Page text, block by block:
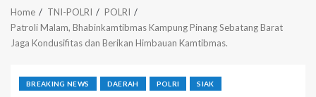
Home TNI-POLRI
POLRI
Patroli Malam, Bhabinkamtibmas Kampung Pinang Sebatang Barat
Jaga Kondusifitas dan Berikan Himbauan Kamtibmas.
BREAKING NEWS DAERAH POLRI SIAK